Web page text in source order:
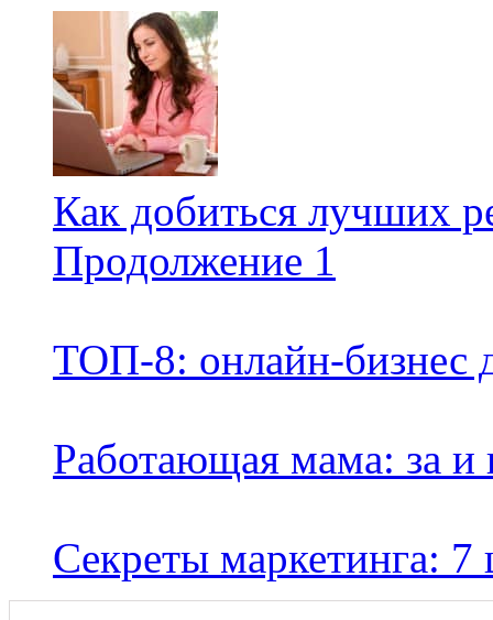
Как добиться лучших
Продолжение 1
ТОП-8: онлайн-бизнес
Работающая мама: за и
Секреты маркетинга: 7